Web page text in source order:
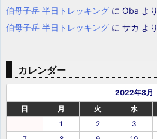
伯母子岳 半日トレッキング に Oba より
伯母子岳 半日トレッキング に サカ より
カレンダー
2022年8月
日
月 火 水
1
2 3